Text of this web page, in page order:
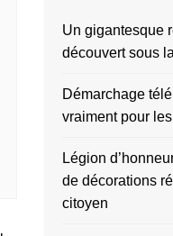
Un gigantesque
découvert sous
Démarchage
vraiment pour
Légion
de décorations
citoyen